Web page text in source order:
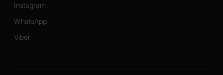
Instagram
WhatsApp
Viber